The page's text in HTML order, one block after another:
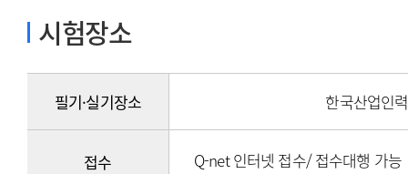
시험장소
필기·실기장소 한국산업인
접수 Q-net 인터넷 접수/ 접수대행 가능